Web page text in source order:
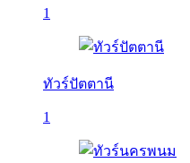
1
ทัวร์ปัตตานี
1